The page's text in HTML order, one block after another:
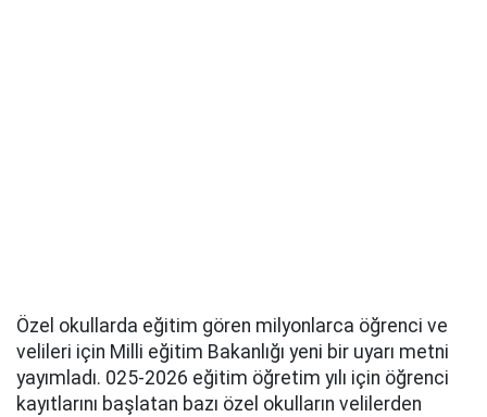
Özel okullarda eğitim gören milyonlarca öğrenci ve
velileri için Milli eğitim Bakanlığı yeni bir uyarı metni
yayımladı. 025-2026 eğitim öğretim yılı için öğrenci
kayıtlarını başlatan bazı özel okulların velilerden